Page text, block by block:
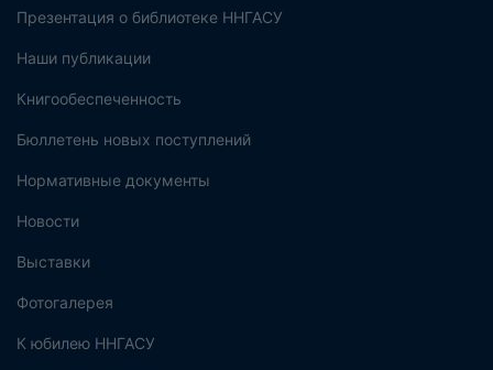
Презентация о библиотеке ННГАСУ
Наши публикации
Книгообеспеченность
Бюллетень новых поступлений
Нормативные документы
Новости
Выставки
Фотогалерея
К юбилею ННГАСУ